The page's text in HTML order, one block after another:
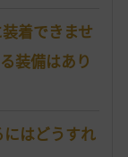
着できませ
装備はあり
はどうすれ